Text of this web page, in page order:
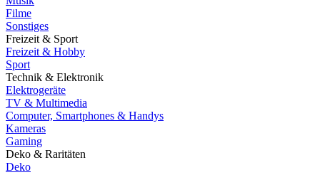
Filme
Sonstiges
Freizeit & Sport
Freizeit & Hobby
Sport
Technik & Elektronik
Elektrogeräte
TV & Multimedia
Computer, Smartphones & Handys
Kameras
Gaming
Deko & Raritäten
Deko